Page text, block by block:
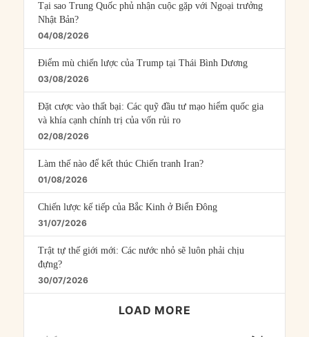
Tại sao Trung Quốc phủ nhận cuộc gặp với Ngoại trưởng
Nhật Bản?
04/08/2026
Điểm mù chiến lược của Trump tại Thái Bình Dương
03/08/2026
Đặt cược vào thất bại: Các quỹ đầu tư mạo hiểm quốc gia
và khía cạnh chính trị của vốn rủi ro
02/08/2026
Làm thế nào để kết thúc Chiến tranh Iran?
01/08/2026
Chiến lược kế tiếp của Bắc Kinh ở Biển Đông
31/07/2026
Trật tự thế giới mới: Các nước nhỏ sẽ luôn phải chịu
đựng?
30/07/2026
LOAD MORE